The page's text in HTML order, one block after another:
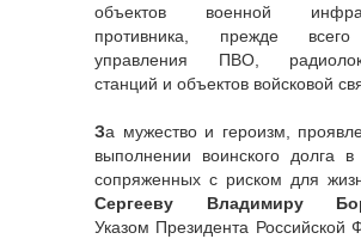
объектов военной
противника, прежде всего
управления ПВО,
станций и объектов войсковой
За мужество и героизм,
выполнении воинского долга в
сопряженных с риском для
Сергееву Владимиру
Указом Президента Российской